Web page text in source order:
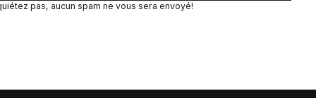
pas, aucun spam ne vous sera envoyé!